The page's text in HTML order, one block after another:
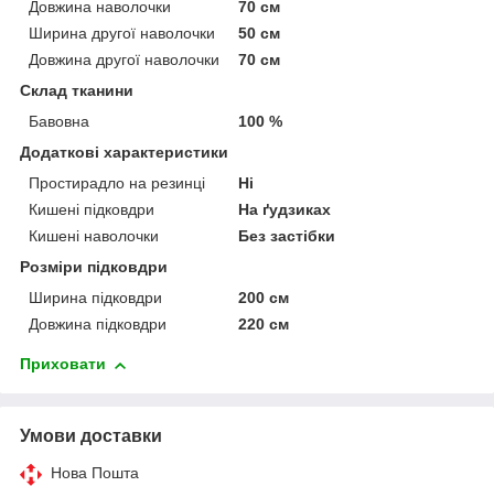
Довжина наволочки
70 см
Ширина другої наволочки
50 см
Довжина другої наволочки
70 см
Склад тканини
Бавовна
100 %
Додаткові характеристики
Простирадло на резинці
Ні
Кишені підковдри
На ґудзиках
Кишені наволочки
Без застібки
Розміри підковдри
Ширина підковдри
200 см
Довжина підковдри
220 см
Приховати
Умови доставки
Нова Пошта